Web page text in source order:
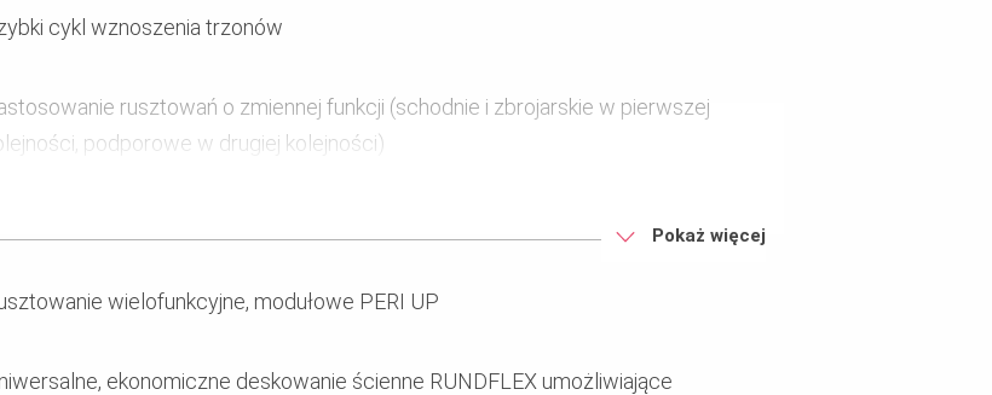
cykl wznoszenia trzonów
rusztowań o zmiennej funkcji (schodnie i zbrojarskie w pierwszej
podporowe w drugiej kolejności)
Pokaż więcej
wielofunkcyjne, modułowe PERI UP
ekonomiczne deskowanie ścienne RUNDFLEX umożliwiające